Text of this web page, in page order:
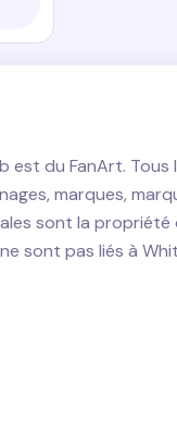
est du FanArt. Tous
marques,
sont la propriété
sont pas liés à